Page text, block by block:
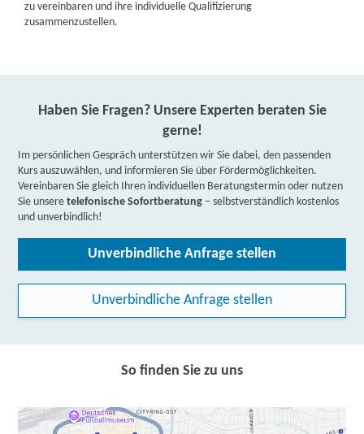
zu vereinbaren und ihre individuelle Qualifizierung
zusammenzustellen.
Haben Sie Fragen? Unsere Experten beraten Sie
gerne!
Im persönlichen Gespräch unterstützen wir Sie dabei, den passenden
Kurs auszuwählen, und informieren Sie über Fördermöglichkeiten.
Vereinbaren Sie gleich Ihren individuellen Beratungstermin oder nutzen
Sie unseretelefonische Sofortberatung – selbstverständlich kostenlos
und unverbindlich!
Unverbindliche Anfrage stellen
Unverbindliche Anfrage stellen
So finden Sie zu uns